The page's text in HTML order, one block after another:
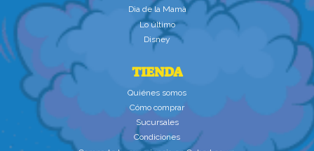
Dìa de la Mamà
Lo último
Disney
TIENDA
Quiénes somos
Cómo comprar
Sucursales
Condiciones